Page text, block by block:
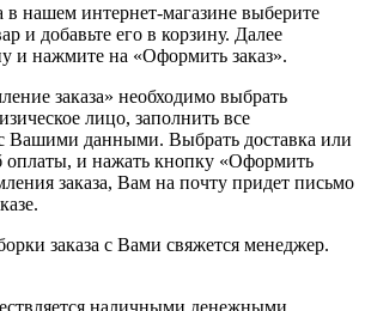
в нашем интернет-магазине выберите
и добавьте его в корзину. Далее
и нажмите на «Оформить заказ».
заказа» необходимо выбрать
лицо, заполнить все
Вашими данными. Выбрать доставка или
оплаты, и нажать кнопку «Оформить
заказа, Вам на почту придет письмо
заказа с Вами свяжется менеджер.
наличными денежными